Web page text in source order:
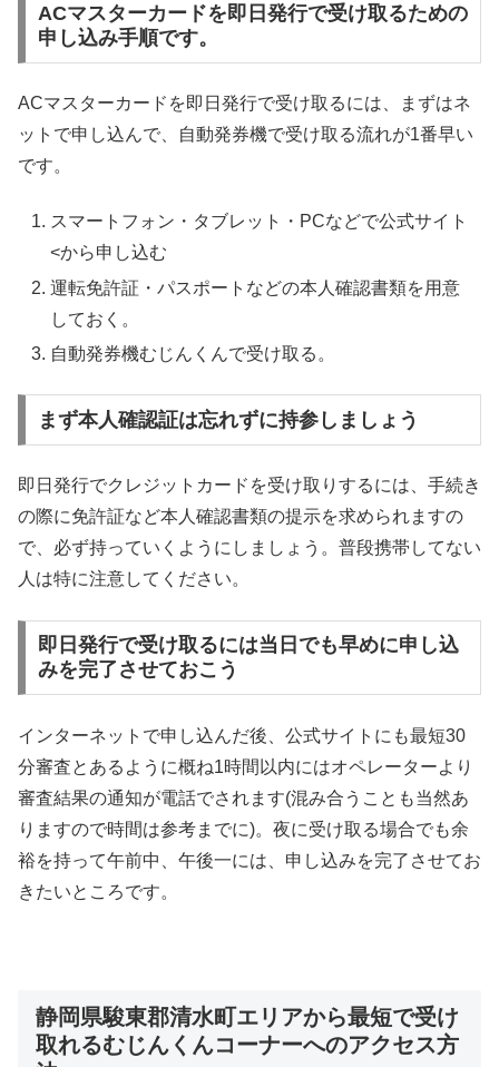
ACマスターカードを即日発行で受け取るための
申し込み手順です。
ACマスターカードを即日発行で受け取るには、まずはネ
ットで申し込んで、自動発券機で受け取る流れが1番早い
です。
スマートフォン・タブレット・PCなどで公式サイト
<から申し込む
運転免許証・パスポートなどの本人確認書類を用意
しておく。
自動発券機むじんくんで受け取る。
まず本人確認証は忘れずに持参しましょう
即日発行でクレジットカードを受け取りするには、手続き
の際に免許証など本人確認書類の提示を求められますの
で、必ず持っていくようにしましょう。普段携帯してない
人は特に注意してください。
即日発行で受け取るには当日でも早めに申し込
みを完了させておこう
インターネットで申し込んだ後、公式サイトにも最短30
分審査とあるように概ね1時間以内にはオペレーターより
審査結果の通知が電話でされます(混み合うことも当然あ
りますので時間は参考までに)。夜に受け取る場合でも余
裕を持って午前中、午後一には、申し込みを完了させてお
きたいところです。
静岡県駿東郡清水町エリアから最短で受け
取れるむじんくんコーナーへのアクセス方